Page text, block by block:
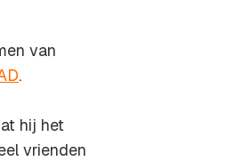
van
.
hij het
vrienden